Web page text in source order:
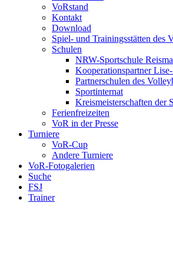
VoRstand
Kontakt
Download
Spiel- und Trainingsstätten des
Schulen
NRW-Sportschule
Kooperationspartner
Partnerschulen des
Sportinternat
Kreismeisterschaften der
Ferienfreizeiten
VoR in der Presse
Turniere
VoR-Cup
Andere Turniere
VoR-Fotogalerien
Suche
FSJ
Trainer